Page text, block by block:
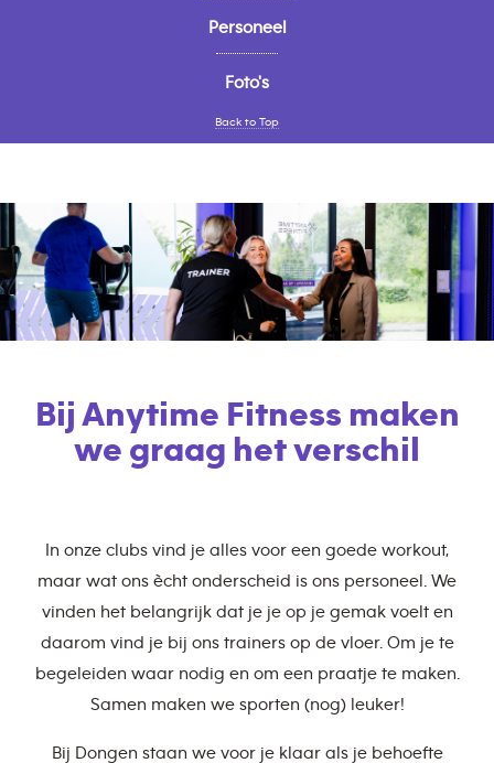
Personeel
Foto's
Back to Top
Bij Anytime Fitness maken
we graag het verschil
In onze clubs vind je alles voor een goede workout,
maar wat ons ècht onderscheid is ons personeel. We
vinden het belangrijk dat je je op je gemak voelt en
daarom vind je bij ons trainers op de vloer. Om je te
begeleiden waar nodig en om een praatje te maken.
Samen maken we sporten (nog) leuker!
Bij Dongen staan we voor je klaar als je behoefte